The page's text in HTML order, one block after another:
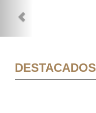
DESTACADOS